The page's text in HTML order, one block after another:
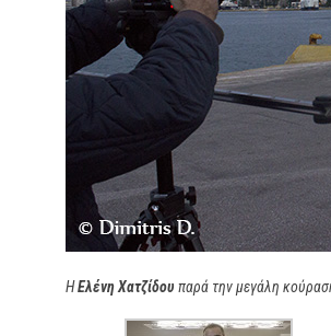
ΗΕλένη Χατζίδου παρά την μεγάλη